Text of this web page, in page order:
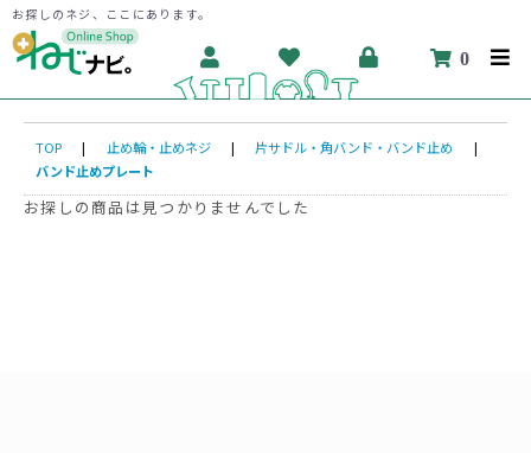
お探しのネジ、ここにあります。
0
TOP | 止め輪・止めネジ | 片サドル・角バンド・バンド止め
|
バンド止めプレート
お探しの商品は見つかりませんでした